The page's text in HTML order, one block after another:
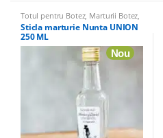
Totul pentru Botez, Marturii Botez
Sticle marturii & Accesorii ,Sticle
Marturii,Marturii Nunta
Sticla marturie Nunta UNION
250 ML
Nou